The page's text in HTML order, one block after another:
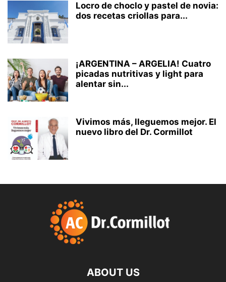
Locro de choclo y pastel de novia:
dos recetas criollas para...
¡ARGENTINA – ARGELIA! Cuatro
picadas nutritivas y light para
alentar sin...
Vivimos más, lleguemos mejor. El
nuevo libro del Dr. Cormillot
ABOUT US